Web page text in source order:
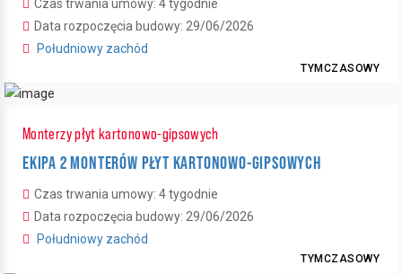
Czas trwania umowy: 4 tygodnie
Data rozpoczęcia budowy: 29/06/2026
Południowy zachód
TYMCZASOWY
Monterzy płyt kartonowo-gipsowych
EKIPA 2 MONTERÓW PŁYT KARTONOWO-GIPSOWYCH
Czas trwania umowy: 4 tygodnie
Data rozpoczęcia budowy: 29/06/2026
Południowy zachód
TYMCZASOWY
6
2
2